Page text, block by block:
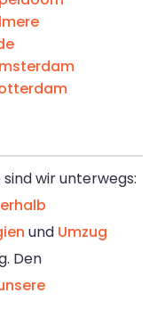
wir unterwegs:
und Umzug
Den